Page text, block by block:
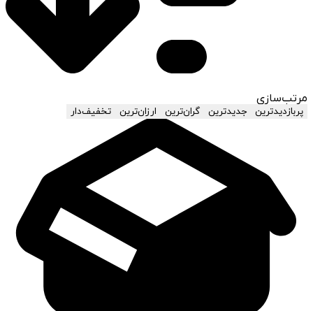
مرتب‌سازی
پربازدیدترین جدیدترین گران‌ترین ارزان‌ترین تخفیف‌دار